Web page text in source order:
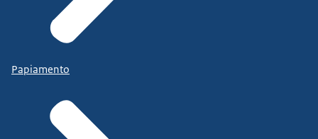
Papiamento